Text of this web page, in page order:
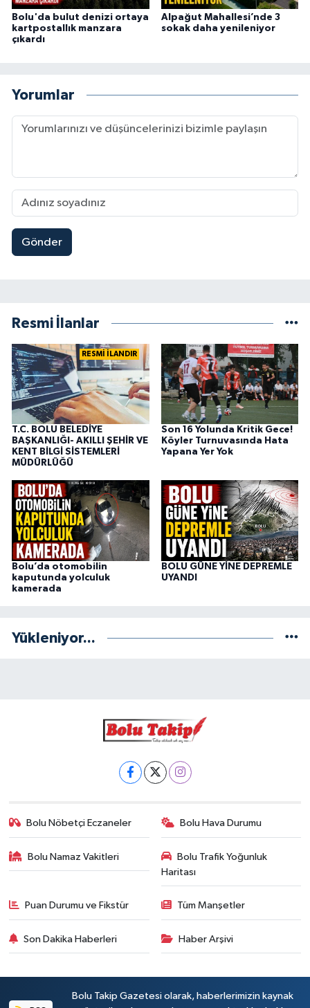
Bolu'da bulut denizi ortaya
kartpostallık manzara
çıkardı
Alpağut Mahallesi’nde 3
sokak daha yenileniyor
Yorumlar
Gönder
Resmi İlanlar
RESMİ İLANDIR
T.C. BOLU BELEDİYE
BAŞKANLIĞI- AKILLI ŞEHİR VE
KENT BİLGİ SİSTEMLERİ
MÜDÜRLÜĞÜ
Son 16 Yolunda Kritik Gece!
Köyler Turnuvasında Hata
Yapana Yer Yok
Bolu’da otomobilin
kaputunda yolculuk
kamerada
BOLU GÜNE YİNE DEPREMLE
UYANDI
Yükleniyor...
Bolu Nöbetçi Eczaneler Bolu Hava Durumu
Bolu Namaz Vakitleri
Bolu Trafik Yoğunluk
Haritası
Puan Durumu ve Fikstür Tüm Manşetler
Son Dakika Haberleri Haber Arşivi
Bolu Takip Gazetesi olarak, haberlerimizin kaynak